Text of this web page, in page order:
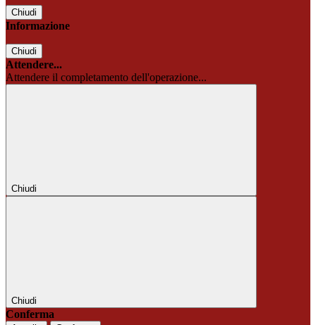
Chiudi
Informazione
Chiudi
Attendere...
Attendere il completamento dell'operazione...
Chiudi
Chiudi
Conferma